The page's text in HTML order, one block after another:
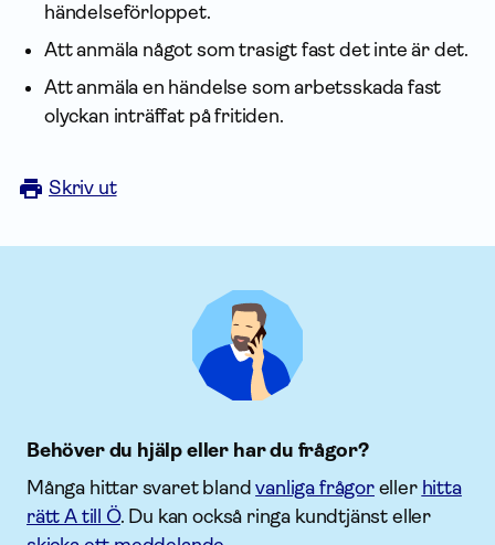
händelseförloppet.
Att anmäla något som trasigt fast det inte är det.
Att anmäla en händelse som arbetsskada fast
olyckan inträffat på fritiden.
Skriv ut
Behöver du hjälp eller har du frågor?
Många hittar svaret blandvanliga frågoreller hitta
rätt A till Ö. Du kan också ringa kundtjänst eller